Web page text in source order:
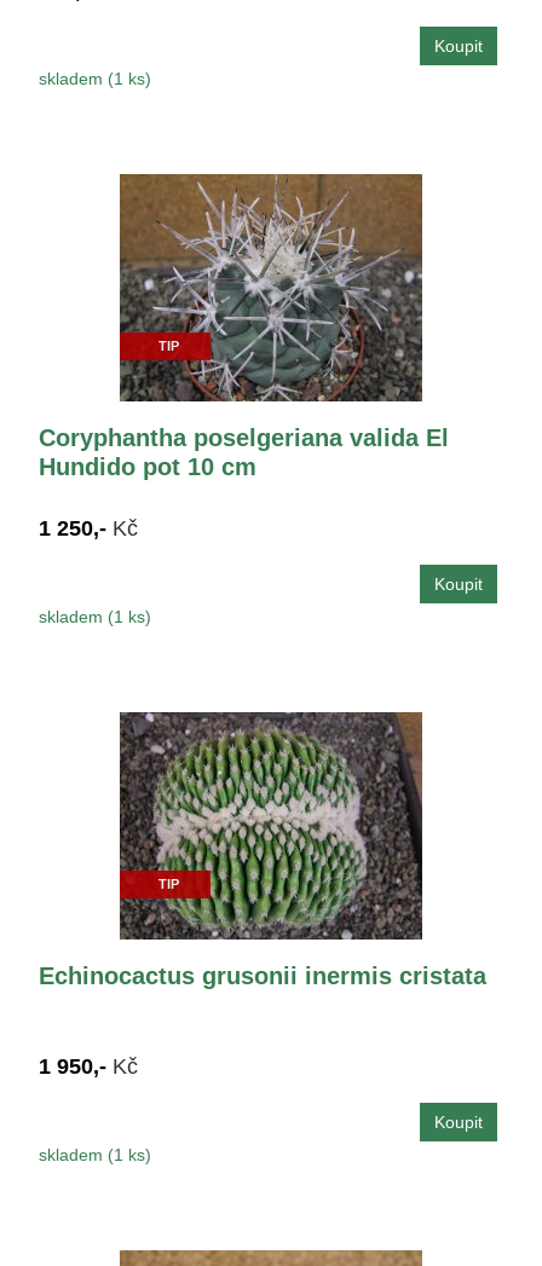
skladem (1 ks)
TIP
Coryphantha poselgeriana valida El
Hundido pot 10 cm
1 250,- Kč
skladem (1 ks)
TIP
Echinocactus grusonii inermis cristata
1 950,- Kč
skladem (1 ks)